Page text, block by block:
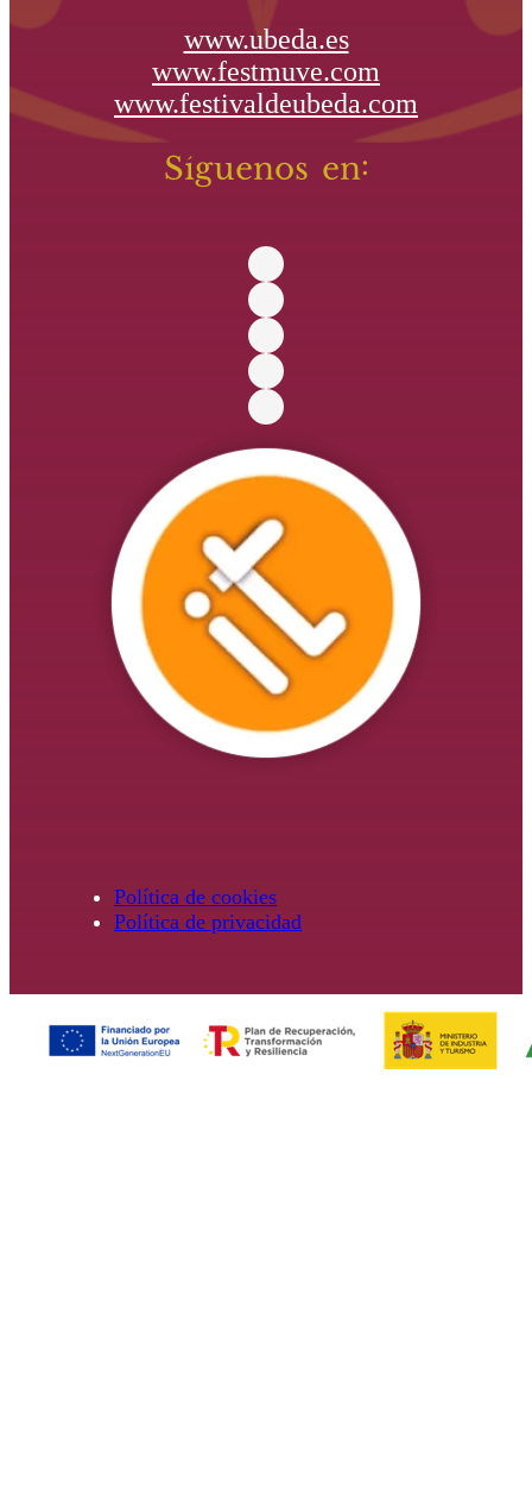
www.ubeda.es
www.festmuve.com
www.festivaldeubeda.com
Síguenos en:
Política de cookies
Política de privacidad